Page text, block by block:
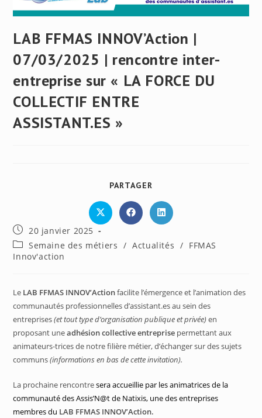
LAB FFMAS INNOV’Action |
07/03/2025 | rencontre inter-
entreprise sur « LA FORCE DU
COLLECTIF ENTRE
ASSISTANT.ES »
PARTAGER
CONTENU
Ouvrir
dans
une
autre
fenêtre
Ouvrir
dans
autre
fenêtre
Ouvrir
dans
autre
fenêtre
Publication
publiée :
20 janvier 2025
Post
category:
Semaine des métiers / Actualités / FFMAS
Innov'action
Le LAB FFMAS INNOV’Actionfacilite l’émergence et l’animation des
communautés professionnelles d’assistant.es au sein des
entreprises(et tout type d’organisation publique et privée)en
proposant uneadhésion collective entreprise permettant aux
animateurs-trices de notre filière métier, d’échanger sur des sujets
communs(informations en bas de cette invitation).
La prochaine rencontresera accueillie par les animatrices de la
communauté des Assis’N@t de Natixis, une des entreprises
membres du LAB FFMAS INNOV’Action.